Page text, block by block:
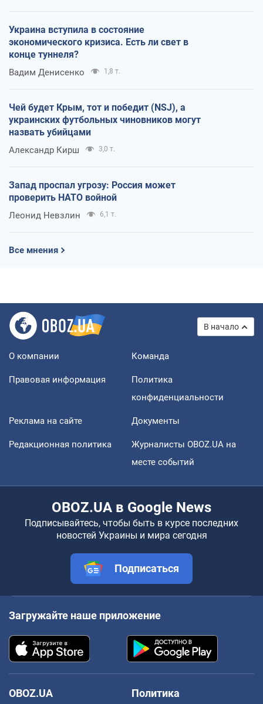
Украина вступила в состояние
экономического кризиса. Есть ли свет в
конце туннеля?
Вадим Денисенко 1,8 т.
Чей будет Крым, тот и победит (NSJ), а
украинских футбольных чиновников могут
назвать убийцами
Александр Кирш 3,0 т.
Запад проспал угрозу: Россия может
проверить НАТО войной
Леонид Невзлин 6,1 т.
Все мнения
В начало
О компании Команда
Правовая информация
Политика
конфиденциальности
Реклама на сайте Документы
Редакционная политика
Журналисты OBOZ.UA на
месте событий
OBOZ.UA в Google News
Подписывайтесь, чтобы быть в курсе последних
новостей Украины и мира сегодня
Подписаться
Загружайте наше приложение
OBOZ.UA
Политика